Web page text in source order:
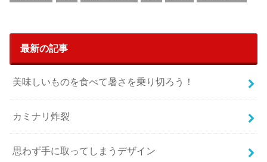
最新の記事
美味しいものを食べて暑さを乗り切ろう！
カミナリ炸裂
思わず手に取ってしまうデザイン